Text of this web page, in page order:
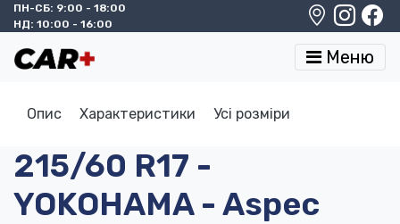
ПН-СБ: 9:00 - 18:00
НД: 10:00 - 16:00
Меню
Опис Характеристики Усі розміри
215/60 R17 -
YOKOHAMA - Aspec